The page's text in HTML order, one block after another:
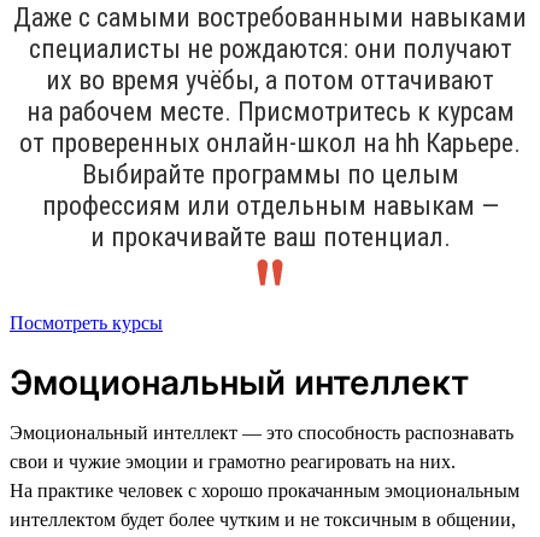
Даже с самыми востребованными навыками
специалисты не рождаются: они получают
их во время учёбы, а потом оттачивают
на рабочем месте. Присмотритесь к курсам
от проверенных онлайн-школ на hh Карьере.
Выбирайте программы по целым
профессиям или отдельным навыкам —
и прокачивайте ваш потенциал.
Посмотреть курсы
Эмоциональный интеллект
Эмоциональный интеллект — это способность распознавать
свои и чужие эмоции и грамотно реагировать на них.
На практике человек с хорошо прокачанным эмоциональным
интеллектом будет более чутким и не токсичным в общении,